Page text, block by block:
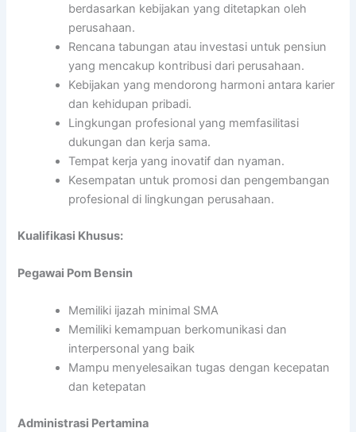
berdasarkan kebijakan yang ditetapkan oleh
perusahaan.
Rencana tabungan atau investasi untuk pensiun
yang mencakup kontribusi dari perusahaan.
Kebijakan yang mendorong harmoni antara karier
dan kehidupan pribadi.
Lingkungan profesional yang memfasilitasi
dukungan dan kerja sama.
Tempat kerja yang inovatif dan nyaman.
Kesempatan untuk promosi dan pengembangan
profesional di lingkungan perusahaan.
Kualifikasi Khusus:
Pegawai Pom Bensin
Memiliki ijazah minimal SMA
Memiliki kemampuan berkomunikasi dan
interpersonal yang baik
Mampu menyelesaikan tugas dengan kecepatan
dan ketepatan
Administrasi Pertamina